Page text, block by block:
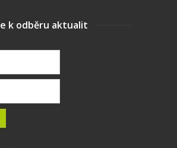
k odběru aktualit